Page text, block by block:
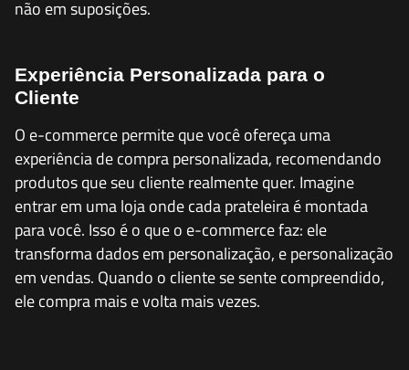
não em suposições.
Experiência Personalizada para o
Cliente
O e-commerce permite que você ofereça uma
experiência de compra personalizada, recomendando
produtos que seu cliente realmente quer. Imagine
entrar em uma loja onde cada prateleira é montada
para você. Isso é o que o e-commerce faz: ele
transforma dados em personalização, e personalização
em vendas. Quando o cliente se sente compreendido,
ele compra mais e volta mais vezes.